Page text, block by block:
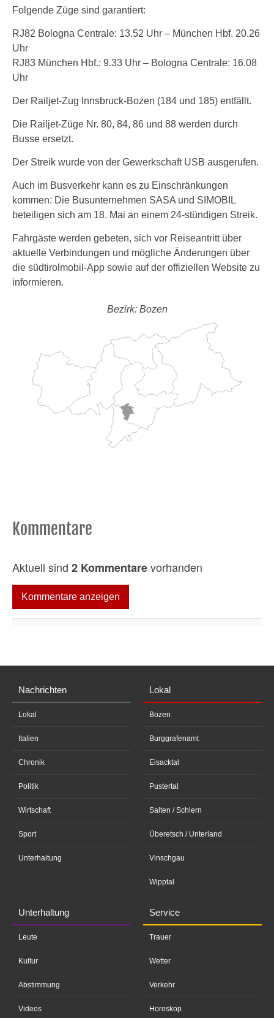
Folgende Züge sind garantiert:
RJ82 Bologna Centrale: 13.52 Uhr – München Hbf. 20.26
Uhr
RJ83 München Hbf.: 9.33 Uhr – Bologna Centrale: 16.08
Uhr
Der Railjet-Zug Innsbruck-Bozen (184 und 185) entfällt.
Die Railjet-Züge Nr. 80, 84, 86 und 88 werden durch
Busse ersetzt.
Der Streik wurde von der Gewerkschaft USB ausgerufen.
Auch im Busverkehr kann es zu Einschränkungen
kommen: Die Busunternehmen SASA und SIMOBIL
beteiligen sich am 18. Mai an einem 24-stündigen Streik.
Fahrgäste werden gebeten, sich vor Reiseantritt über
aktuelle Verbindungen und mögliche Änderungen über
die südtirolmobil-App sowie auf der offiziellen Website zu
informieren.
Bezirk: Bozen
Kommentare
Aktuell sind 2 Kommentarevorhanden
Kommentare anzeigen
Nachrichten
Lokal
Italien
Chronik
Politik
Wirtschaft
Sport
Unterhaltung
Lokal
Bozen
Burggrafenamt
Eisacktal
Pustertal
Salten / Schlern
Überetsch / Unterland
Vinschgau
Wipptal
Unterhaltung
Leute
Kultur
Abstimmung
Videos
Service
Trauer
Wetter
Verkehr
Horoskop